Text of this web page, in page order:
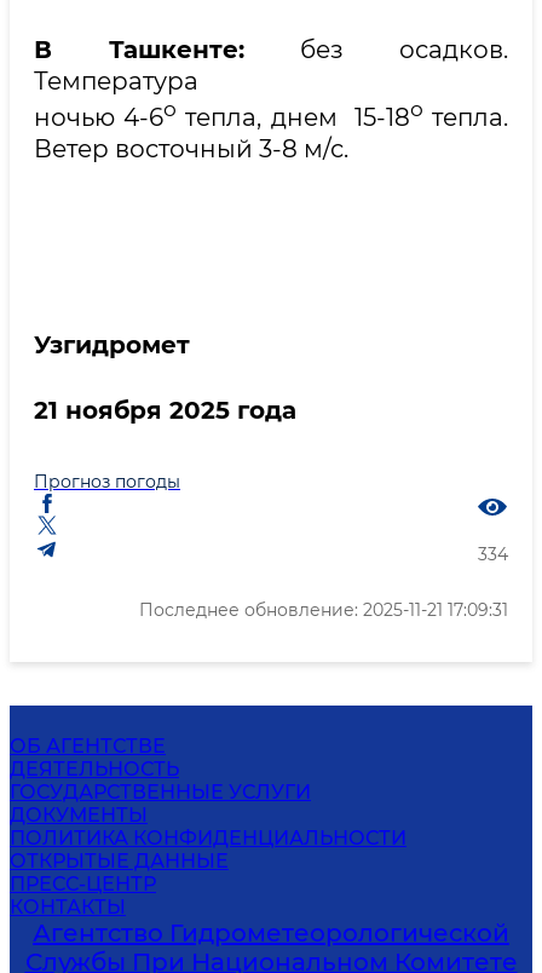
В Ташкенте: без осадков.
Температура
ночью 4-6о тепла, днем 15-18о тепла.
Ветер восточный 3-8 м/с.
Узгидромет
21 ноября 2025 года
Прогноз погоды
334
Последнее обновление: 2025-11-21 17:09:31
ОБ АГЕНТСТВЕ
ДЕЯТЕЛЬНОСТЬ
ГОСУДАРСТВЕННЫЕ УСЛУГИ
ДОКУМЕНТЫ
ПОЛИТИКА КОНФИДЕНЦИАЛЬНОСТИ
ОТКРЫТЫЕ ДАННЫЕ
ПРЕСС-ЦЕНТР
КОНТАКТЫ
Агентство Гидрометеорологической
Службы При Национальном Комитете